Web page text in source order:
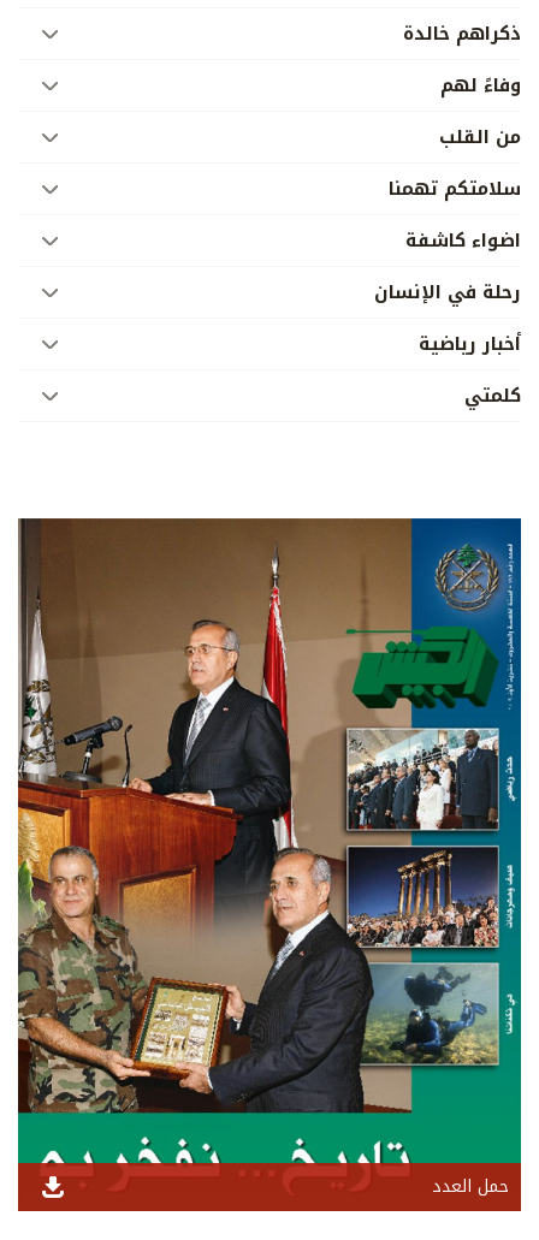
ذكراهم خالدة
وفاءً لهم
من القلب
سلامتكم تهمنا
اضواء كاشفة
رحلة في الإنسان
أخبار رياضية
كلمتي
حمل العدد